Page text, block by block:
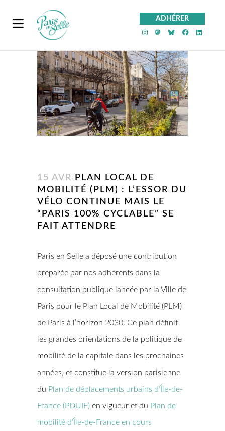
ADHÉRER
PeS sur
PeS sur
PeS sur
PeS
15 AVR
PLAN LOCAL DE
MOBILITÉ (PLM) : L’ESSOR DU
VÉLO CONTINUE MAIS LE
“PARIS 100% CYCLABLE” SE
FAIT ATTENDRE
Paris en Selle a déposé une contribution
préparée par nos adhérents dans la
consultation publique lancée par la Ville de
Paris pour le Plan Local de Mobilité (PLM)
de Paris à l’horizon 2030. Ce plan définit
les grandes orientations de la politique de
mobilité de la capitale dans les prochaines
années, et constitue la version parisienne
du Plan de déplacements urbains d’Île-de-
France (PDUIF) en vigueur et du Plan de
mobilité d’Île-de-France en cours